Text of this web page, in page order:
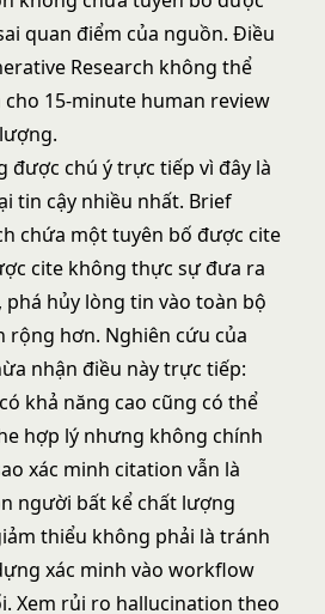
quan điểm của nguồn. Điều
Research không thể
15-minute human review
được chú ý trực tiếp vì đây là
tin cậy nhiều nhất. Brief
chứa một tuyên bố được cite
cite không thực sự đưa ra
phá hủy lòng tin vào toàn bộ
rộng hơn. Nghiên cứu của
nhận điều này trực tiếp:
khả năng cao cũng có thể
hợp lý nhưng không chính
xác minh citation vẫn là
người bất kể chất lượng
thiểu không phải là tránh
xác minh vào workflow
Xem rủi ro hallucination theo